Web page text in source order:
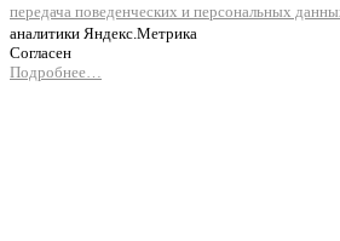
передача поведенческих и персональных
аналитики Яндекс.Метрика
Согласен
Подробнее…